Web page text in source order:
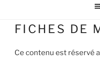
FICHES DE
Ce contenu est réservé